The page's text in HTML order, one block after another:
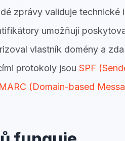
zprávy validuje
umožňují
vlastník domény a
protokoly jsou SPF
(Domain-based